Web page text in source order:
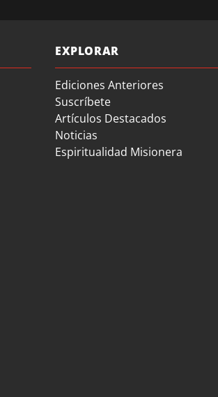
EXPLORAR
Ediciones Anteriores
Suscríbete
Artículos Destacados
Noticias
Espiritualidad Misionera